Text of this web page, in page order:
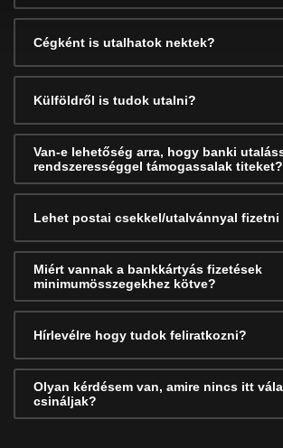
Cégként is utalhatok nektek?
Külföldről is tudok utalni?
Van-e lehetőség arra, hogy banki
rendszerességgel támogassalak titeket?
Lehet postai csekkel/utalvánnyal fizetni
Miért vannak a bankkártyás fizetések
minimumösszegekhez kötve?
Hírlevélre hogy tudok feliratkozni?
Olyan kérdésem van, amire nincs itt
csináljak?